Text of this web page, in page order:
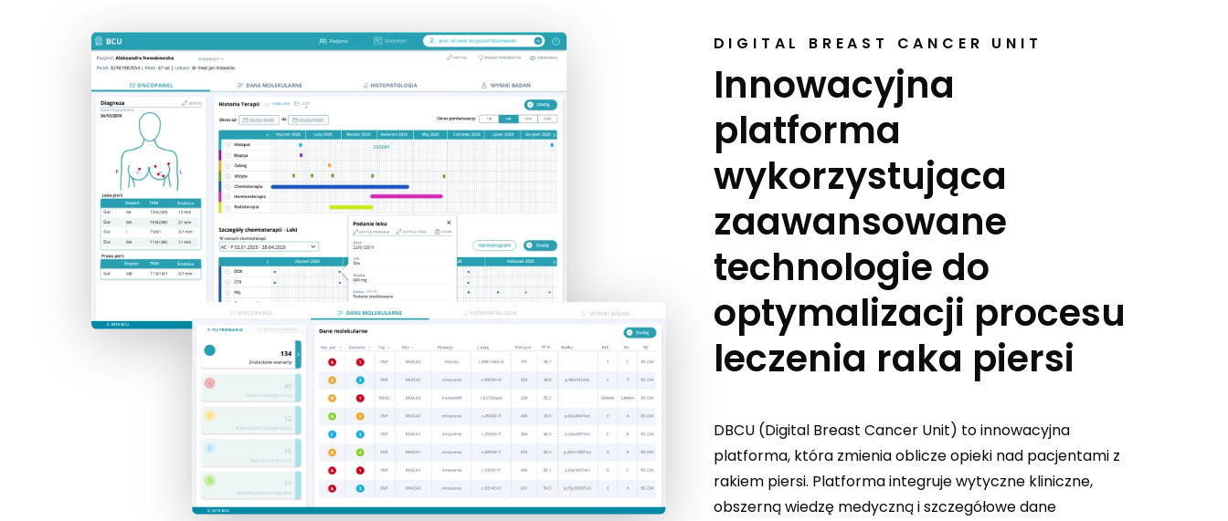
DIGITAL BREAST CANCER UNIT
Innowacyjna
platforma
wykorzystująca
zaawansowane
technologie do
optymalizacji procesu
leczenia raka piersi
DBCU (Digital Breast Cancer Unit) to innowacyjna
platforma, która zmienia oblicze opieki nad pacjentami z
rakiem piersi. Platforma integruje wytyczne kliniczne,
obszerną wiedzę medyczną i szczegółowe dane